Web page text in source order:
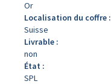
Or
Localisation du coffre :
Suisse
Livrable :
non
État :
SPL